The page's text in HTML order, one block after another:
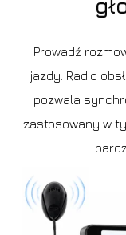
Prowadź
jazdy. Radio
pozwala
zastosowany w